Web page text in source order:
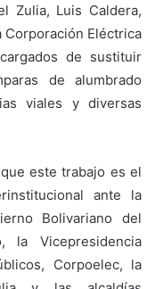
Zulia, Luis Caldera,
Corporación Eléctrica
de sustituir
de alumbrado
viales y diversas
este trabajo es el
ante la
Bolivariano del
la Vicepresidencia
Corpoelec, la